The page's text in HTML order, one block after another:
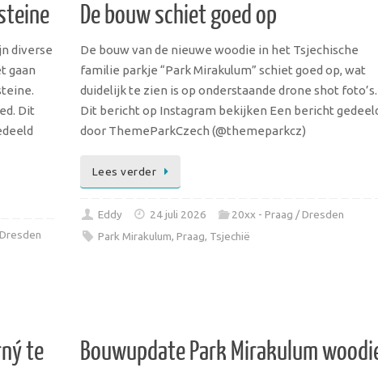
diverse
gaan
Dit
De bouw schiet goed op
De bouw van de nieuwe woodie in het Tsjechische
familie parkje “Park Mirakulum” schiet goed op, wat
duidelijk te zien is op onderstaande drone shot foto’s.
Dit bericht op Instagram bekijken Een bericht
door ThemeParkCzech (@themeparkcz)
Lees verder
Eddy 24 juli 2026
20xx - Praag / Dresden
Park Mirakulum, Praag, Tsjechië
te
Bouwupdate Park Mirakulum